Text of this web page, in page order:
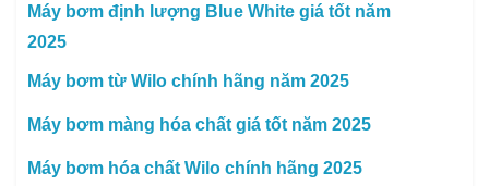
Máy bơm định lượng Blue White giá tốt năm
2025
Máy bơm từ Wilo chính hãng năm 2025
Máy bơm màng hóa chất giá tốt năm 2025
Máy bơm hóa chất Wilo chính hãng 2025